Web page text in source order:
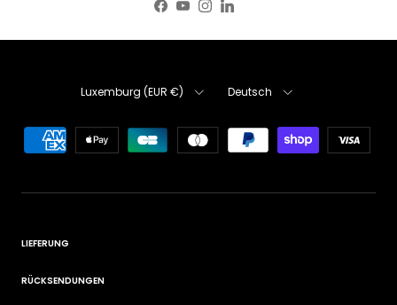
Facebook
YouTube
Instagram
LinkedIn
Land/Region
Luxemburg (EUR €) Deutsch
LIEFERUNG
RÜCKSENDUNGEN